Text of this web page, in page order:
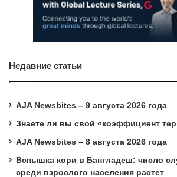
Недавние статьи
AJA Newsbites – 9 августа 2026 года
Знаете ли вы свой «коэффициент
AJA Newsbites – 8 августа 2026 года
Вспышка кори в Бангладеш: число
среди взрослого населения растет